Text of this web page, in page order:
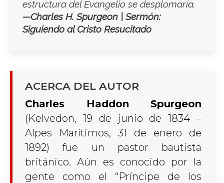
estructura del Evangelio se desplomaría.
—Charles H. Spurgeon | Sermón:
Siguiendo al Cristo Resucitado
ACERCA DEL AUTOR
Charles Haddon Spurgeon
(Kelvedon, 19 de junio de 1834 –
Alpes Marítimos, 31 de enero de
1892) fue un pastor bautista
británico. Aún es conocido por la
gente como el “Príncipe de los